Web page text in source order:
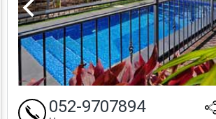
052-9707894